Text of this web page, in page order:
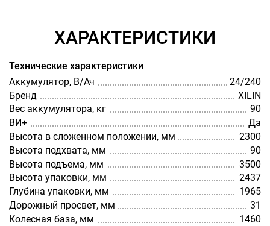
ХАРАКТЕРИСТИКИ
Технические характеристики
Аккумулятор, В/Ач
24/240
Бренд
XILIN
Вес аккумулятора, кг
90
ВИ+
Да
Высота в сложенном положении, мм
2300
Высота подхвата, мм
90
Высота подъема, мм
3500
Высота упаковки, мм
2437
Глубина упаковки, мм
1965
Дорожный просвет, мм
31
Колесная база, мм
1460